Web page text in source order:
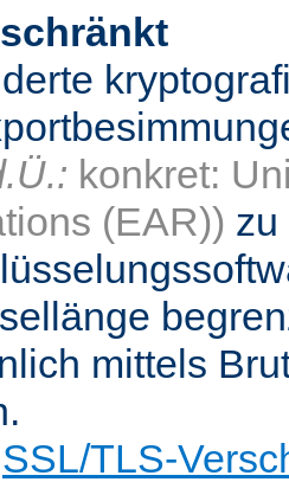
konkret:
(EAR)) zu
mittels
SSL/TLS-